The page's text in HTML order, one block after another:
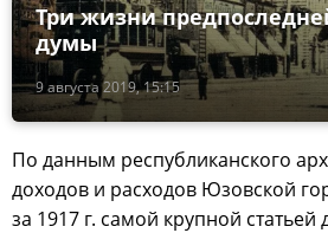
9 августа 2019, 15:15
Три жизни
думы
По данным республиканского
доходов и расходов Юзовской
за 1917 г. самой крупной статьей